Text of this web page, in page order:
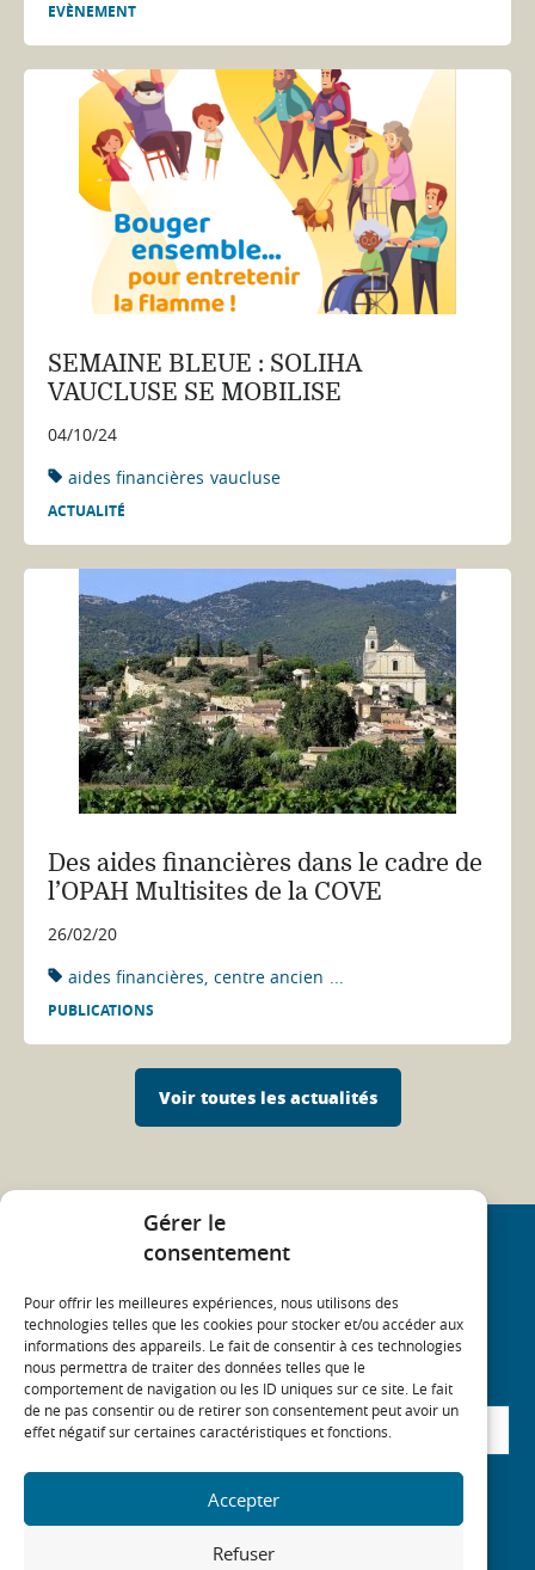
Gérer le
consentement
Pour offrir les meilleures expériences, nous utilisons des
technologies telles que les cookies pour stocker et/ou accéder aux
informations des appareils. Le fait de consentir à ces technologies
nous permettra de traiter des données telles que le
comportement de navigation ou les ID uniques sur ce site. Le fait
de ne pas consentir ou de retirer son consentement peut avoir un
effet négatif sur certaines caractéristiques et fonctions.
Accepter
Refuser
EVÈNEMENT
SEMAINE BLEUE : SOLIHA
VAUCLUSE SE MOBILISE
04/10/24
aides financières vaucluse
ACTUALITÉ
Des aides financières dans le cadre de
l’OPAH Multisites de la COVE
26/02/20
aides financières centre ancien ...
PUBLICATIONS
Voir toutes les actualités
NEWSLETTER
SOLIHA News - Retrouvez toutes les dernières
actualités du Mouvement SOLIHA dans votre boîte
mail (trismestriel)
J'accepte de recevoir la newsletter du Mouvement